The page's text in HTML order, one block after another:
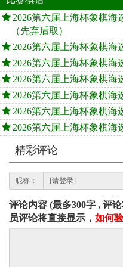
2026第六届上海杯象棋海
（先弃后取）
2026第六届上海杯象棋海
2026第六届上海杯象棋海
2026第六届上海杯象棋海
2026第六届上海杯象棋海
2026第六届上海杯象棋海
2026第六届上海杯象棋海
精彩评论
昵称：
评论内容 (最多300字 , 评
员评论将直接显示， 如何